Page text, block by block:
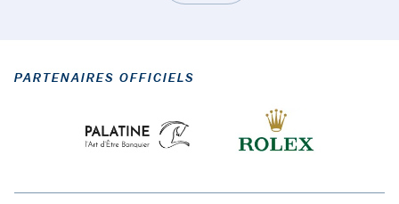
PARTENAIRES OFFICIELS